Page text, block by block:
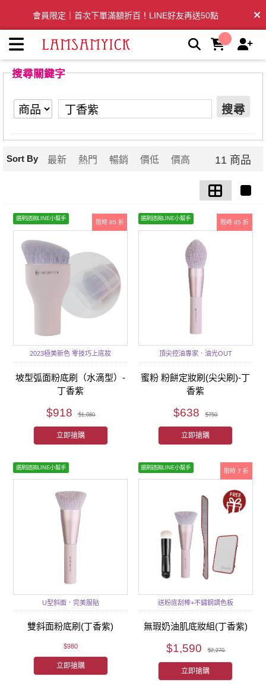
會員限定｜首次下單滿額折百！LINE好友再送50點
全台滿千免運🛒訂單付款後3~5日內出貨
搜尋關鍵字
搜尋
Sort By 最新 熱門 暢銷 價低 價高 11 商品
限時 85 折
選刷諮詢LINE小幫手
2023極美新色 零技巧上底妝
坡型弧面粉底刷（水滴型）-
丁香紫
$918 $1,080
立即搶購
限時 85 折
選刷諮詢LINE小幫手
頂尖控油專家．油光OUT
蜜粉 粉餅定妝刷(尖尖刷)-丁
香紫
$638 $750
立即搶購
選刷諮詢LINE小幫手
U型斜面．完美服貼
雙斜面粉底刷(丁香紫)
$980
立即搶購
限時 7 折
選刷諮詢LINE小幫手
送粉底刮棒+不鏽鋼調色板
無瑕奶油肌底妝組(丁香紫)
$1,590 $2,270
立即搶購